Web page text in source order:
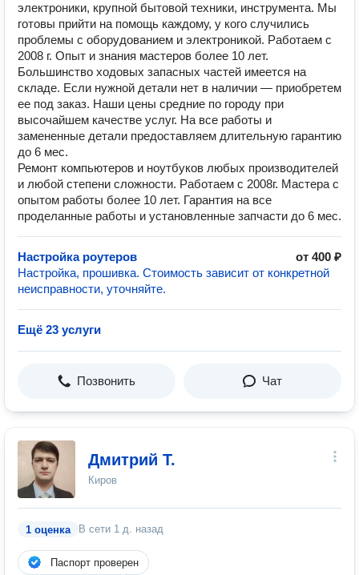
электроники, крупной бытовой техники, инструмента. Мы
готовы прийти на помощь каждому, у кого случились
проблемы с оборудованием и электроникой. Работаем с
2008 г. Опыт и знания мастеров более 10 лет.
Большинство ходовых запасных частей имеется на
складе. Если нужной детали нет в наличии — приобретем
ее под заказ. Наши цены средние по городу при
высочайшем качестве услуг. На все работы и
замененные детали предоставляем длительную гарантию
до 6 мес.
Ремонт компьютеров и ноутбуков любых производителей
и любой степени сложности. Работаем с 2008г. Мастера с
опытом работы более 10 лет. Гарантия на все
проделанные работы и установленные запчасти до 6 мес.
Настройка роутеров
от 400 ₽
Настройка, прошивка. Стоимость зависит от конкретной
неисправности, уточняйте.
Ещё 23 услуги
Позвонить Чат
Дмитрий Т.
Киров
1 оценка В сети 1 д. назад
Паспорт проверен